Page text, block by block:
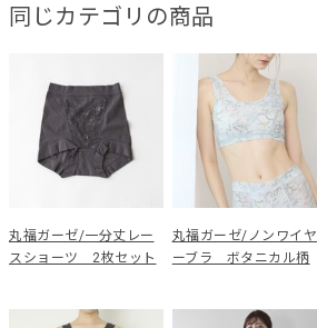
同じカテゴリの商品
丸福ガーゼ/一分丈レー
スショーツ 2枚セット
丸福ガーゼ/ノンワイヤ
ーブラ ボタニカル柄